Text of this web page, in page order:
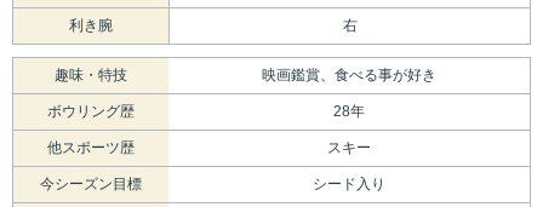
利き腕 右
趣味・特技 映画鑑賞、食べる事が好き
ボウリング歴 28年
他スポーツ歴 スキー
今シーズン目標 シード入り